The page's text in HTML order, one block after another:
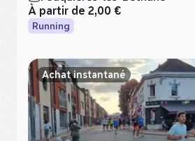
À partir de 2,00 €
Running
Achat instantané